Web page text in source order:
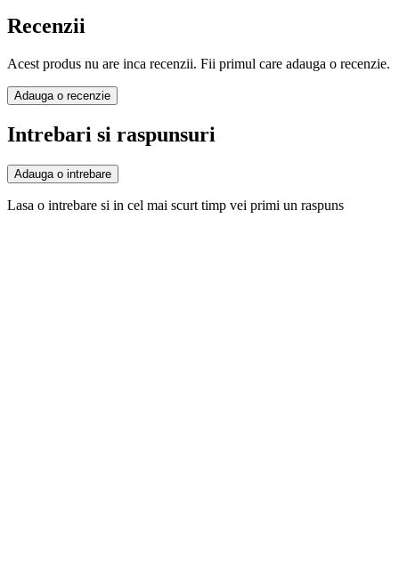
Recenzii
Acest produs nu are inca recenzii. Fii primul care adauga o recenzie.
Adauga o recenzie
Intrebari si raspunsuri
Adauga o intrebare
Lasa o intrebare si in cel mai scurt timp vei primi un raspuns